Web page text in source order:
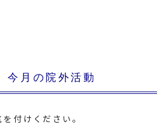
今月の院外活動
付けください。